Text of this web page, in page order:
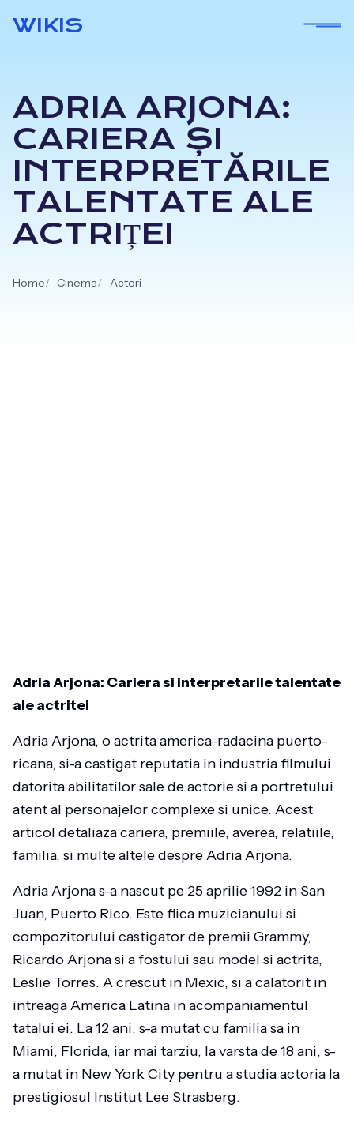
WIKIS
ADRIA ARJONA:
CARIERA ȘI
INTERPRETĂRILE
TALENTATE ALE
ACTRIȚEI
Home Cinema Actori
Adria Arjona: Cariera si interpretarile talentate
ale actritei
Adria Arjona, o actrita america-radacina puerto-
ricana, si-a castigat reputatia in industria filmului
datorita abilitatilor sale de actorie si a portretului
atent al personajelor complexe si unice. Acest
articol detaliaza cariera, premiile, averea, relatiile,
familia, si multe altele despre Adria Arjona.
Adria Arjona s-a nascut pe 25 aprilie 1992 in San
Juan, Puerto Rico. Este fiica muzicianului si
compozitorului castigator de premii Grammy,
Ricardo Arjona si a fostului sau model si actrita,
Leslie Torres. A crescut in Mexic, si a calatorit in
intreaga America Latina in acompaniamentul
tatalui ei. La 12 ani, s-a mutat cu familia sa in
Miami, Florida, iar mai tarziu, la varsta de 18 ani, s-
a mutat in New York City pentru a studia actoria la
prestigiosul Institut Lee Strasberg.